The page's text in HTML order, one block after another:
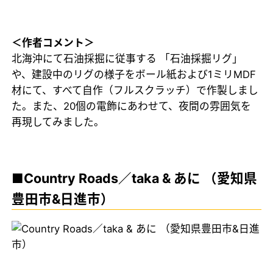
＜作者コメント＞
北海沖にて石油採掘に従事する 「石油採掘リグ」
や、建設中のリグの様子をボール紙および1ミリMDF
材にて、すべて自作（フルスクラッチ）で作製しまし
た。また、20個の電飾にあわせて、夜間の雰囲気を
再現してみました。
■Country Roads／taka & あに （愛知県
豊田市&日進市）